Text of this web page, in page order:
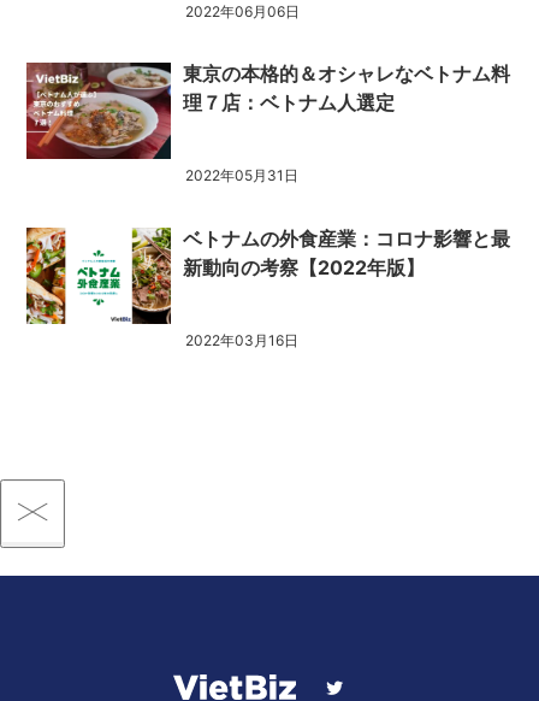
2022年06月06日
東京の本格的＆オシャレなベトナム料
理７店：ベトナム人選定
2022年05月31日
ベトナムの外食産業：コロナ影響と最
新動向の考察【2022年版】
2022年03月16日